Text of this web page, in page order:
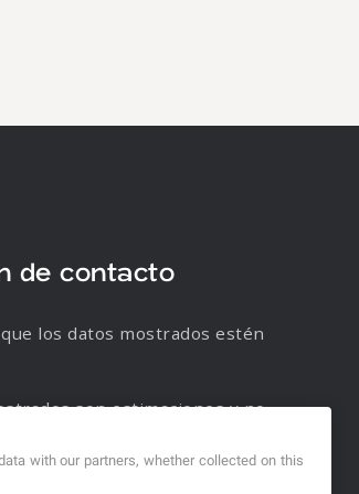
de contacto
los datos mostrados estén
son estimaciones y no
with our partners, whether collected on this